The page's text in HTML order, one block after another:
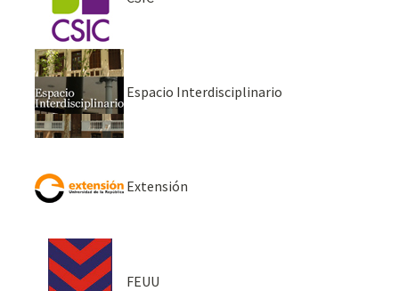
Espacio Interdisciplinario
Extensión
FEUU